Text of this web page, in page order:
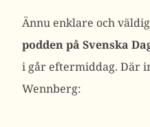
Ännu enklare och
podden på Svenska
i går eftermiddag. Där
Wennberg: